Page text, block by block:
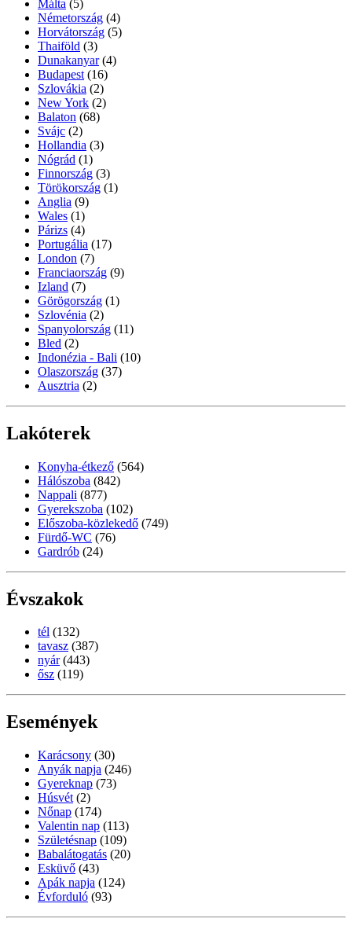
Málta (5)
Németország (4)
Horvátország (5)
Thaiföld (3)
Dunakanyar (4)
Budapest (16)
Szlovákia (2)
New York (2)
Balaton (68)
Svájc (2)
Hollandia (3)
Nógrád (1)
Finnország (3)
Törökország (1)
Anglia (9)
Wales (1)
Párizs (4)
Portugália (17)
London (7)
Franciaország (9)
Izland (7)
Görögország (1)
Szlovénia (2)
Spanyolország (11)
Bled (2)
Indonézia - Bali (10)
Olaszország (37)
Ausztria (2)
Lakóterek
Konyha-étkező (564)
Hálószoba (842)
Nappali (877)
Gyerekszoba (102)
Előszoba-közlekedő (749)
Fürdő-WC (76)
Gardrób (24)
Évszakok
tél (132)
tavasz (387)
nyár (443)
ősz (119)
Események
Karácsony (30)
Anyák napja (246)
Gyereknap (73)
Húsvét (2)
Nőnap (174)
Valentin nap (113)
Születésnap (109)
Babalátogatás (20)
Esküvő (43)
Apák napja (124)
Évforduló (93)